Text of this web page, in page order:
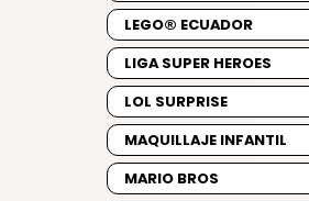
LEGO® ECUADOR
LIGA SUPER HEROES
LOL SURPRISE
MAQUILLAJE INFANTIL
MARIO BROS